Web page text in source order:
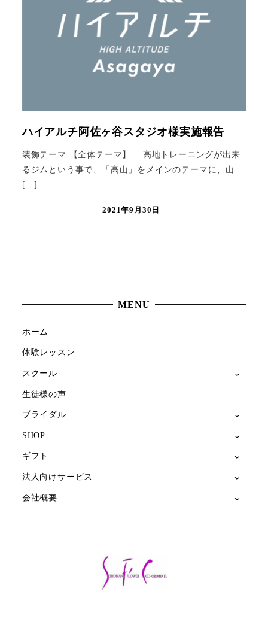
ハイアルチ阿佐ヶ谷スタジオ様実施報告
装飾テーマ 【全体テーマ】 高地トレーニングが出来
るジムという事で、「高山」をメインのテーマに、山
[…]
2021年9月30日
MENU
ホーム
体験レッスン
スクール
生徒様の声
ブライダル
SHOP
ギフト
法人向けサービス
会社概要